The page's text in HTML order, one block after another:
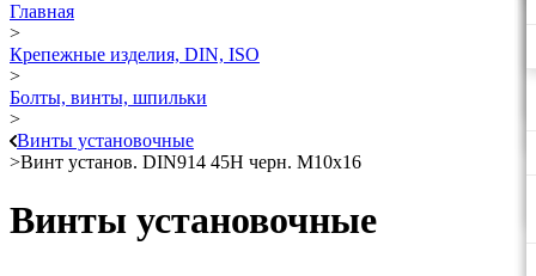
Главная
>
Крепежные изделия, DIN, ISO
>
Болты, винты, шпильки
>
Винты установочные
>Винт установ. DIN914 45Н черн. М10х16
Винты установочные